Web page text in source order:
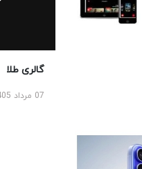
گالری طلا
07 مرداد 1405